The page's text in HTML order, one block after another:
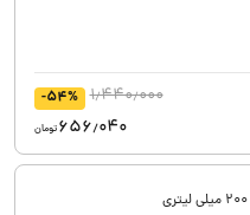
1٫440٫000 -54%
656٫040تومان